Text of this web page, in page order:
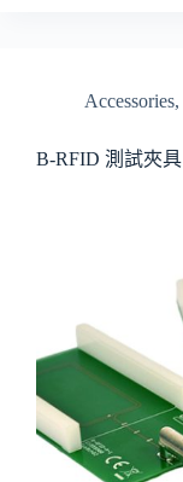
Accessories,
B-RFID 測試夾具